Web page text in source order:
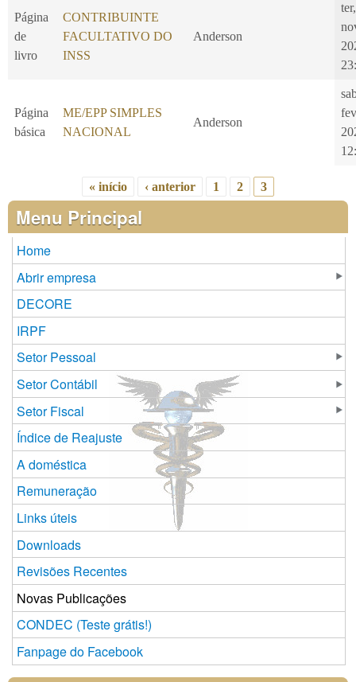
Página
de
livro
CONTRIBUINTE
FACULTATIVO DO
INSS
Anderson
Página
básica
ME/EPP SIMPLES
NACIONAL
Anderson
fev
Páginas
« início ‹ anterior 1 2 3
Menu Principal
Home
Abrir empresa
DECORE
IRPF
Setor Pessoal
Setor Contábil
Setor Fiscal
Índice de Reajuste
A doméstica
Remuneração
Links úteis
Downloads
Revisões Recentes
Novas Publicações
CONDEC (Teste grátis!)
Fanpage do Facebook